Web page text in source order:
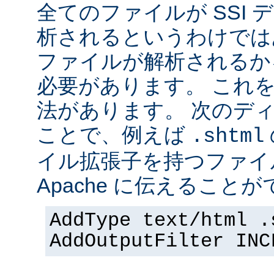
全てのファイルが SSI
析されるというわけで
ファイルが解析される
必要があります。 これ
法があります。 次のデ
ことで、例えば .shtml
イル拡張子を持つファ
Apache に伝えることが
AddType text/html
AddOutputFilter